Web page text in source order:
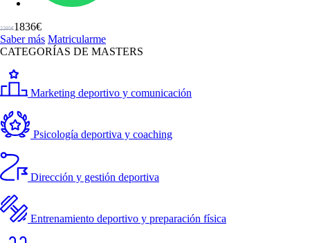
2295€1836€
Saber más Matricularme
CATEGORÍAS DE MASTERS
Marketing deportivo y comunicación
Psicología deportiva y coaching
Dirección y gestión deportiva
Entrenamiento deportivo y preparación física